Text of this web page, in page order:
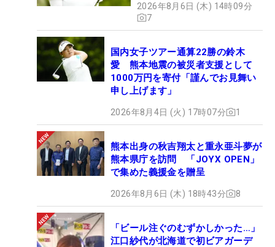
2026年8月6日 (木) 14時09分
7
国内女子ツアー通算22勝の鈴木
愛 熊本地震の被災者支援として
1000万円を寄付「謹んでお見舞い
申し上げます」
2026年8月4日 (火) 17時07分 1
熊本出身の秋吉翔太と重永亜斗夢が
熊本県庁を訪問 「JOYX OPEN」
で集めた義援金を贈呈
2026年8月6日 (木) 18時43分 8
「ビール注ぐのむずかしかった…」
江口紗代が北海道で初ビアガーデ